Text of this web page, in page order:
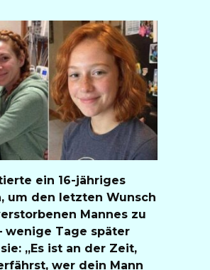
ein 16-jähriges
um den letzten Wunsch
Mannes zu
wenige Tage später
„Es ist an der Zeit,
wer dein Mann